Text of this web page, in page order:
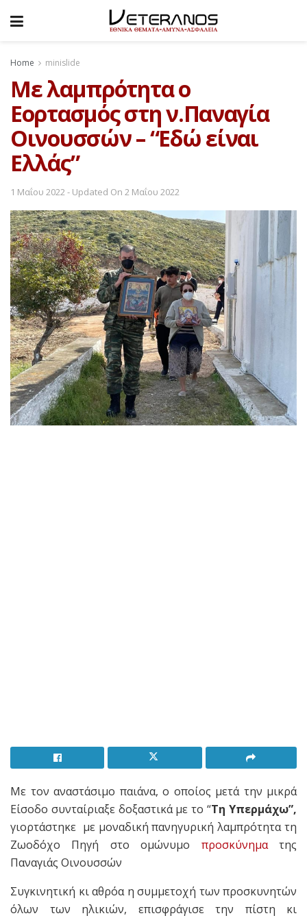
Home minislide
Με λαμπρότητα ο
Εορτασμός στη ν.Παναγία
Οινουσσών – “Εδώ είναι
Ελλάς”
1 Μαΐου 2022 - Updated On 2 Μαΐου 2022
Με τον αναστάσιμο παιάνα, ο οποίος μετά την μικρά
Είσοδο συνταίριαξε δοξαστικά με το “Τη Υπερμάχω”,
γιορτάστηκε με μοναδική πανηγυρική λαμπρότητα τη
Ζωοδόχο Πηγή στο ομώνυμο προσκύνηματης
Παναγιάς Οινουσσών
Συγκινητική κι αθρόα η συμμετοχή των προσκυνητών
όλων των ηλικιών, επισφράγισε την πίστη κι